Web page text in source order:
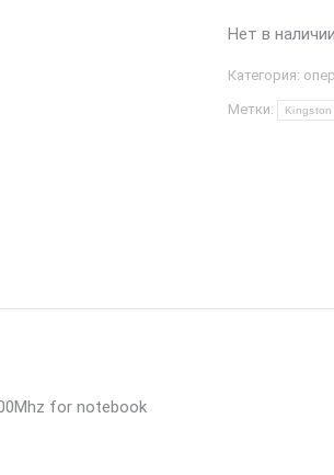
Нет в наличии
Категория:
Метки:
for notebook